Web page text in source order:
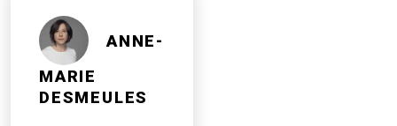
ANNE-
MARIE
DESMEULES